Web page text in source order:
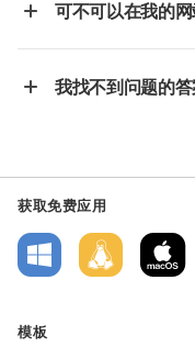
可不可以在我的
我找不到问题的
获取免费应用
模板